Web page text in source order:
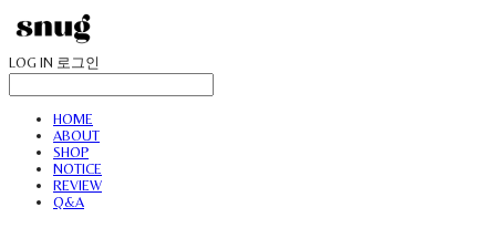
LOG IN 로그인
HOME
ABOUT
SHOP
NOTICE
REVIEW
Q&A